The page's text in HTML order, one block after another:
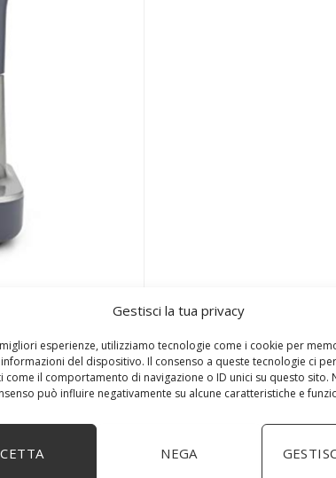
Gestisci la tua privacy
esperienze, utilizziamo tecnologie come i cookie per
del dispositivo. Il consenso a queste tecnologie ci
come il comportamento di navigazione o ID unici su questo sito.
può influire negativamente su alcune caratteristiche e
NEGA
spazzolato, è l’ideale per sminuzzare
preparare salse e tritare il ghiaccio. È la soluzione